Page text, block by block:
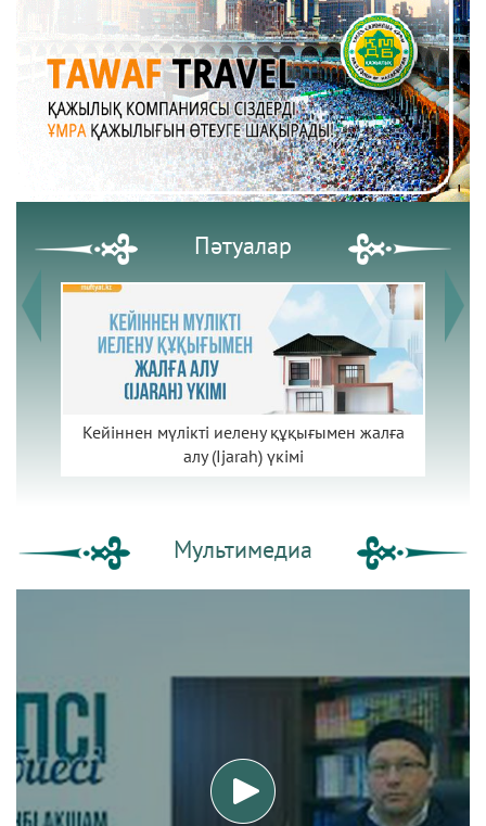
Пәтуалар
Кейіннен мүлікті иелену құқығымен жалға
алу (Ijarah) үкімі
Мультимедиа
РАМАЗАН – РАХЫМ, КЕШІРІМ
ЖӘНЕ ТОЗАҚТАН ҚҰТЫЛУ АЙЫ